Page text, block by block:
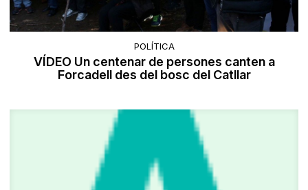
POLÍTICA
VÍDEO Un centenar de persones canten a
Forcadell des del bosc del Catllar